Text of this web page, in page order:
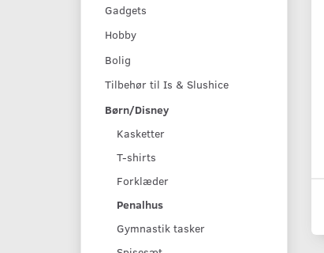
Gadgets
Hobby
Bolig
Tilbehør til Is & Slushice
Børn/Disney
Kasketter
T-shirts
Forklæder
Penalhus
Gymnastik tasker